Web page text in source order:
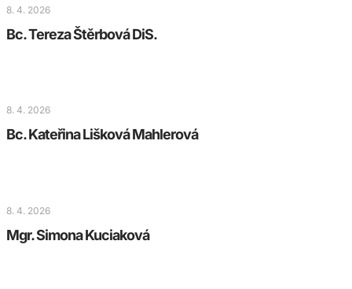
8. 4. 2026
Bc. Tereza Štěrbová DiS.
8. 4. 2026
Bc. Kateřina Lišková Mahlerová
8. 4. 2026
Mgr. Simona Kuciaková